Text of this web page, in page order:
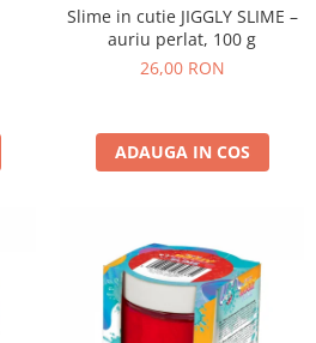
Slime in cutie JIGGLY SLIME –
auriu perlat, 100 g
26,00 RON
ADAUGA IN COS